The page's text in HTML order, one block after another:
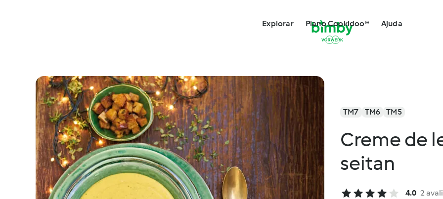
Explorar Plano Cookidoo® Ajuda
TM7 TM6 TM5
Creme de
seitan
4.0 2